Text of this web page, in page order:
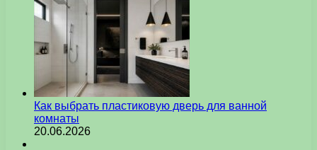
Как выбрать пластиковую дверь для ванной
комнаты
20.06.2026